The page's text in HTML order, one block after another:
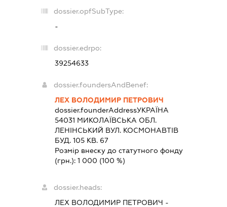
dossier.opfSubType:
-
dossier.edrpo:
39254633
dossier.foundersAndBenef:
ЛЕХ ВОЛОДИМИР ПЕТРОВИЧ
dossier.founderAddressУКРАЇНА
54031 МИКОЛАЇВСЬКА ОБЛ.
ЛЕНІНСЬКИЙ ВУЛ. КОСМОНАВТІВ
БУД. 105 КВ. 67
Розмір внеску до статутного фонду
(грн.): 1 000 (100 %)
dossier.heads:
ЛЕХ ВОЛОДИМИР ПЕТРОВИЧ -